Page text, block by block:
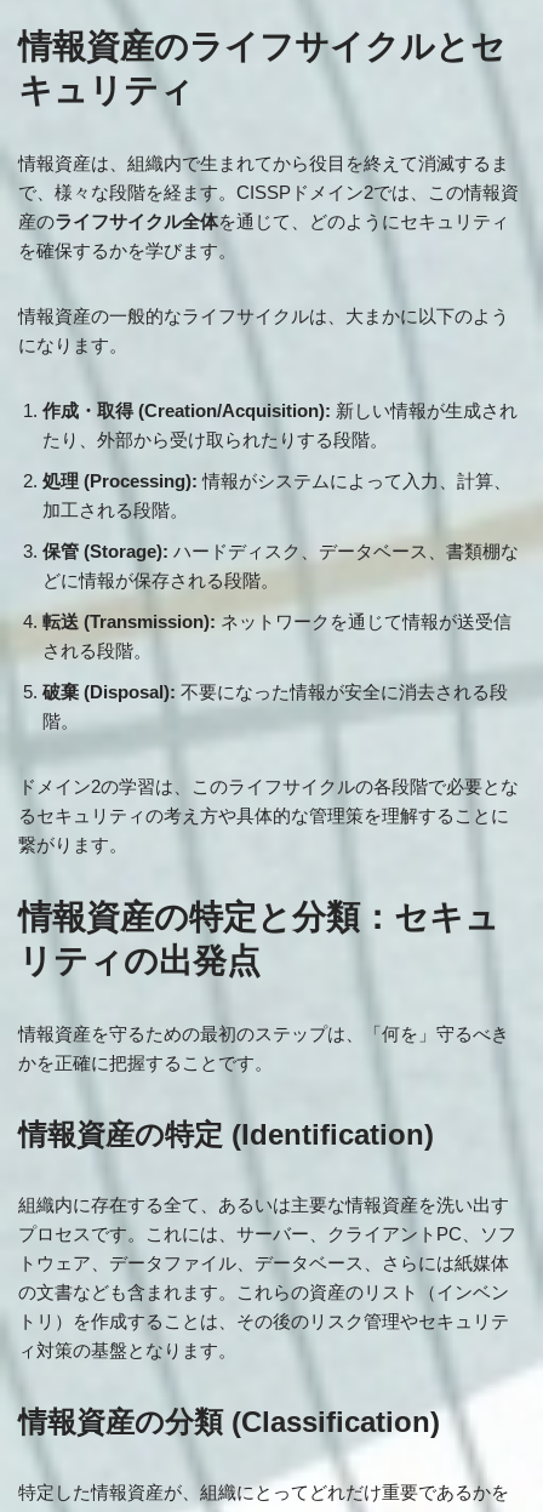
情報資産のライフサイクルとセ
キュリティ
情報資産は、組織内で生まれてから役目を終えて消滅するま
で、様々な段階を経ます。CISSPドメイン2では、この情報資
産のライフサイクル全体を通じて、どのようにセキュリティ
を確保するかを学びます。
情報資産の一般的なライフサイクルは、大まかに以下のよう
になります。
作成・取得 (Creation/Acquisition): 新しい情報が生成され
たり、外部から受け取られたりする段階。
処理 (Processing): 情報がシステムによって入力、計算、
加工される段階。
保管 (Storage): ハードディスク、データベース、書類棚な
どに情報が保存される段階。
転送 (Transmission):ネットワークを通じて情報が送受信
される段階。
破棄 (Disposal): 不要になった情報が安全に消去される段
階。
ドメイン2の学習は、このライフサイクルの各段階で必要とな
るセキュリティの考え方や具体的な管理策を理解することに
繋がります。
情報資産の特定と分類：セキュ
リティの出発点
情報資産を守るための最初のステップは、「何を」守るべき
かを正確に把握することです。
情報資産の特定 (Identification)
組織内に存在する全て、あるいは主要な情報資産を洗い出す
プロセスです。これには、サーバー、クライアントPC、ソフ
トウェア、データファイル、データベース、さらには紙媒体
の文書なども含まれます。これらの資産のリスト（インベン
トリ）を作成することは、その後のリスク管理やセキュリテ
ィ対策の基盤となります。
情報資産の分類 (Classification)
特定した情報資産が、組織にとってどれだけ重要であるかを